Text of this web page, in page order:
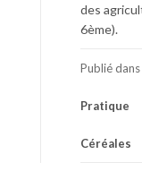
des
6ème).
Publié dans
Pratique
Céréales